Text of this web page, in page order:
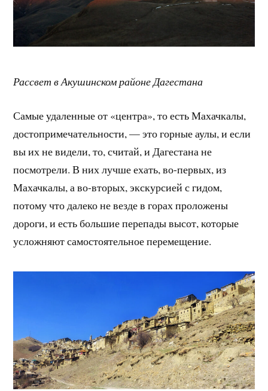
Рассвет в Акушинском районе Дагестана
Самые удаленные от «центра», то есть Махачкалы,
достопримечательности, — это горные аулы, и если
вы их не видели, то, считай, и Дагестана не
посмотрели. В них лучше ехать, во-первых, из
Махачкалы, а во-вторых, экскурсией с гидом,
потому что далеко не везде в горах проложены
дороги, и есть большие перепады высот, которые
усложняют самостоятельное перемещение.